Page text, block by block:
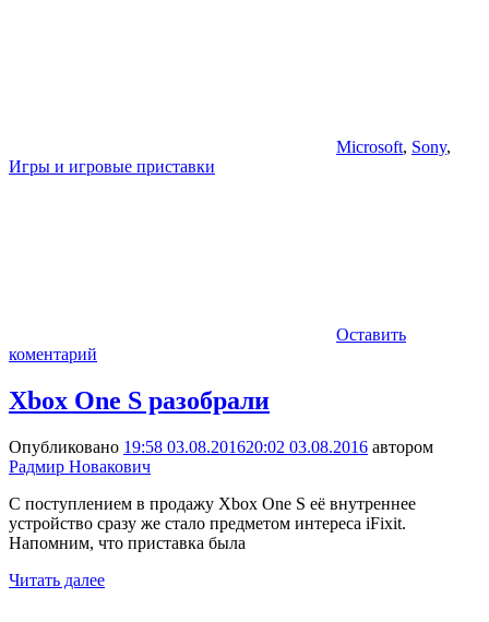
Microsoft, Sony,
Игры и игровые приставки
Оставить
коментарий
Xbox One S разобрали
Опубликовано 19:58 03.08.201620:02 03.08.2016 автором
Радмир Новакович
С поступлением в продажу Xbox One S её внутреннее
устройство сразу же стало предметом интереса iFixit.
Напомним, что приставка была
Читать далее